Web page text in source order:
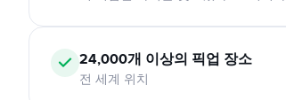
24,000개 이상의 픽업 장소
전 세계 위치